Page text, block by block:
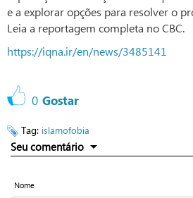
e a explorar opções para resolver o
Leia a reportagem completa no CBC.
https://iqna.ir/en/news/3485141
0 Gostar
Tag: islamofobia
Seu comentário
Nome